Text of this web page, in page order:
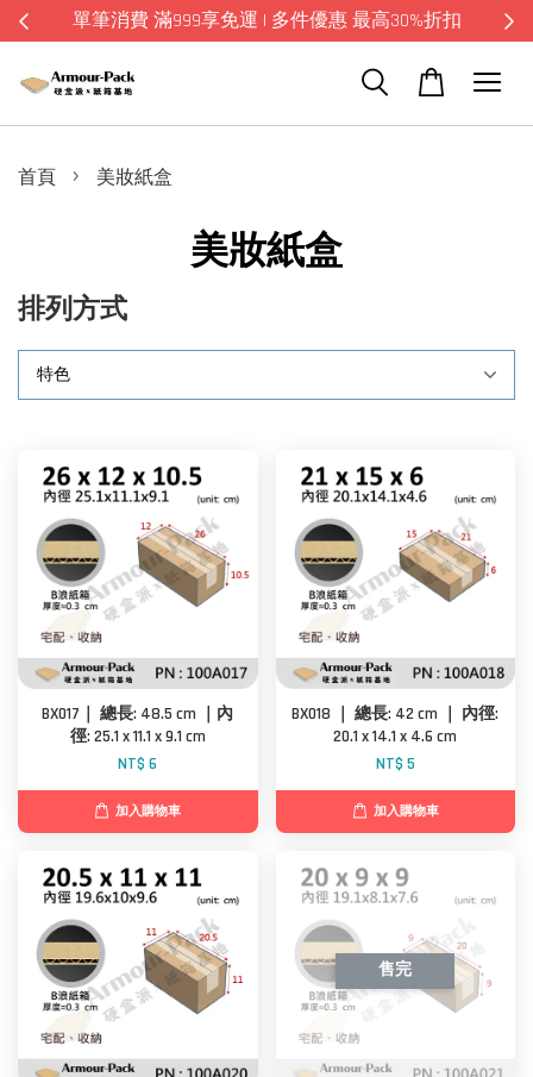
單筆消費 滿999享免運 | 多件優惠 最高30%折扣
首頁 › 美妝紙盒
美妝紙盒
排列方式
BX017｜ 總長: 48.5 cm ｜內
徑: 25.1 x 11.1 x 9.1 cm
NT$ 6
加入購物車
BX018 ｜ 總長: 42 cm ｜ 內徑:
20.1 x 14.1 x 4.6 cm
NT$ 5
加入購物車
售完